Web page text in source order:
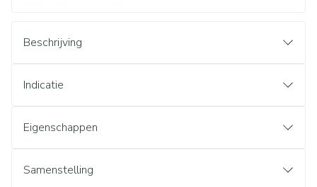
Beschrijving
Indicatie
Eigenschappen
Samenstelling